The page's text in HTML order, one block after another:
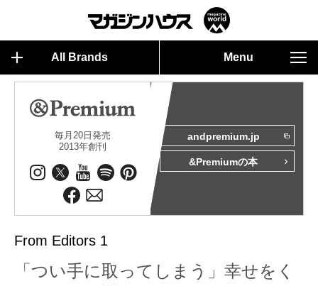
All Brands Menu
毎月20日発売
2013年創刊
andpremium.jp
&Premiumの本
From Editors 1
「つい手に取ってしまう」幸せをく